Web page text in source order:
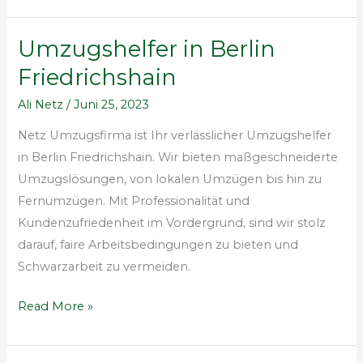
Umzugshelfer in Berlin
Friedrichshain
Ali Netz/Juni 25, 2023
Netz Umzugsfirma ist Ihr verlässlicher Umzugshelfer
in Berlin Friedrichshain. Wir bieten maßgeschneiderte
Umzugslösungen, von lokalen Umzügen bis hin zu
Fernumzügen. Mit Professionalität und
Kundenzufriedenheit im Vordergrund, sind wir stolz
darauf, faire Arbeitsbedingungen zu bieten und
Schwarzarbeit zu vermeiden.
Umzugshelfer
in
Berlin
Friedrichshain
Read More »